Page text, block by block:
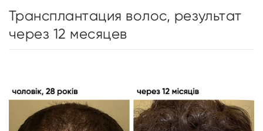
Трансплантация волос, результат
через 12 месяцев